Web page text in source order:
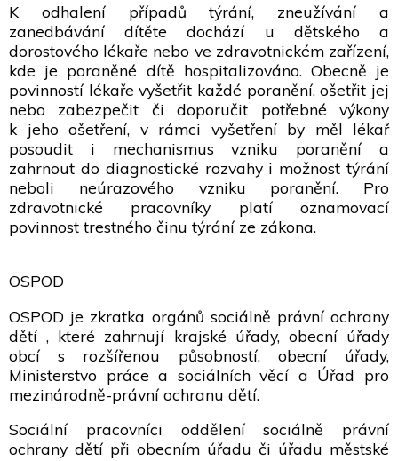
K odhalení případů týrání, zneužívání a
zanedbávání dítěte dochází u dětského a
dorostového lékaře nebo ve zdravotnickém zařízení,
kde je poraněné dítě hospitalizováno. Obecně je
povinností lékaře vyšetřit každé poranění, ošetřit jej
nebo zabezpečit či doporučit potřebné výkony
k jeho ošetření, v rámci vyšetření by měl lékař
posoudit i mechanismus vzniku poranění a
zahrnout do diagnostické rozvahy i možnost týrání
neboli neúrazového vzniku poranění. Pro
zdravotnické pracovníky platí oznamovací
povinnost trestného činu týrání ze zákona.
OSPOD
OSPOD je zkratka orgánů sociálně právní ochrany
dětí , které zahrnují krajské úřady, obecní úřady
obcí s rozšířenou působností, obecní úřady,
Ministerstvo práce a sociálních věcí a Úřad pro
mezinárodně-právní ochranu dětí.
Sociální pracovníci oddělení sociálně právní
ochrany dětí při obecním úřadu či úřadu městské